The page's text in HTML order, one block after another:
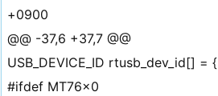
+0900
@@ -37,6 +37,7 @@
USB_DEVICE_ID rtusb_dev_id[] = {
#ifdef MT76x0